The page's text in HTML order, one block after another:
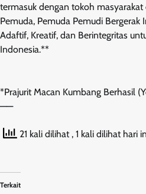
termasuk dengan tokoh
Pemuda, Pemuda Pemudi Bergerak
Adaftif, Kreatif, dan Berintegritas
Indonesia.**
*Prajurit Macan Kumbang Berhasil
——
21 kali dilihat , 1 kali dilihat hari
Terkait